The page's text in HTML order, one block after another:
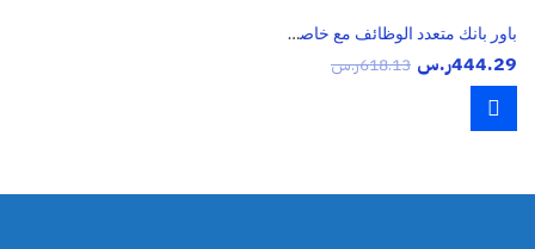
باور بانك متعدد الوظائف مع خاصية شحن بطارية السيارة
444.29ر.س 618.13ر.س